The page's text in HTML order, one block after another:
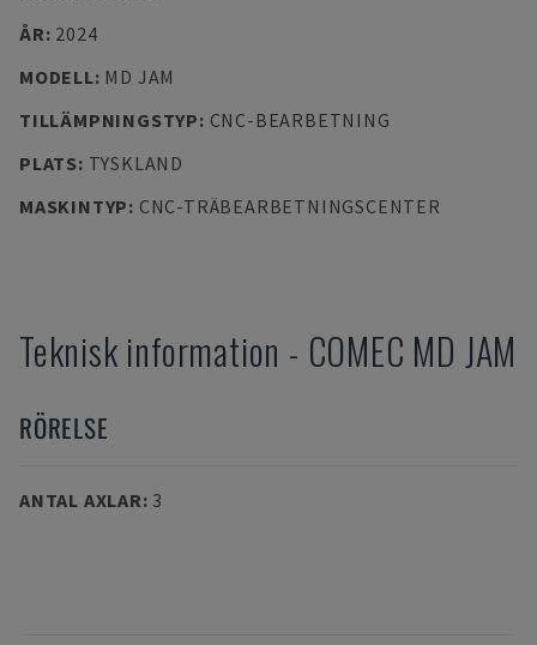
ÅR: 2024
MODELL: MD JAM
TILLÄMPNINGSTYP: CNC-BEARBETNING
PLATS: TYSKLAND
MASKINTYP: CNC-TRÄBEARBETNINGSCENTER
Teknisk information - COMEC MD JAM
RÖRELSE
ANTAL AXLAR: 3